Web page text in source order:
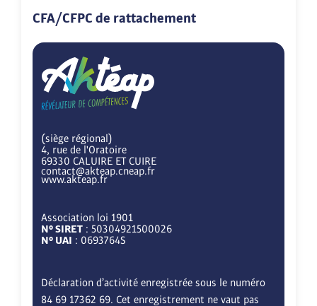
CFA/CFPC de rattachement
(siège régional)
4, rue de l'Oratoire
69330 CALUIRE ET CUIRE
contact@akteap.cneap.fr
www.akteap.fr
Association loi 1901
N° SIRET : 50304921500026
N° UAI : 0693764S
Déclaration d’activité enregistrée sous le numéro
84 69 17362 69. Cet enregistrement ne vaut pas